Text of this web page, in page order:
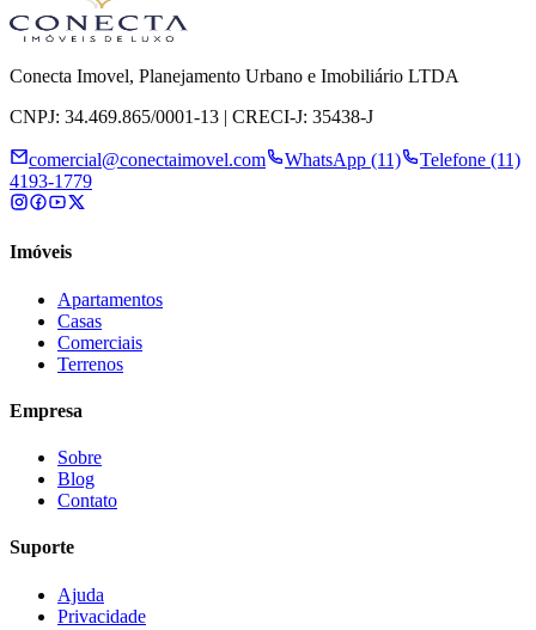
Conecta Imovel, Planejamento Urbano e Imobiliário LTDA
CNPJ: 34.469.865/0001-13 | CRECI-J: 35438-J
comercial@conectaimovel.com WhatsApp (11)
Telefone (11)
4193-1779
Imóveis
Apartamentos
Casas
Comerciais
Terrenos
Empresa
Sobre
Blog
Contato
Suporte
Ajuda
Privacidade